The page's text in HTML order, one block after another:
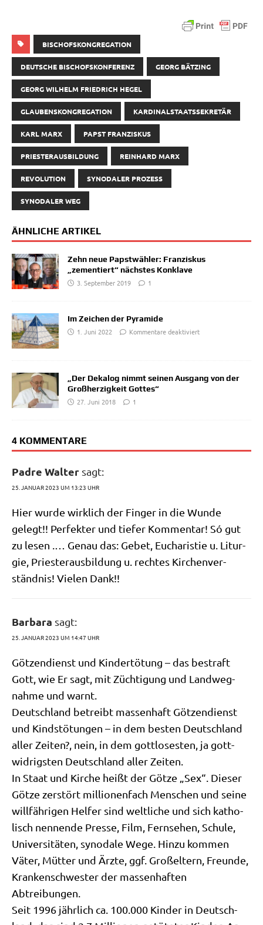
BISCHOFSKONGREGATION
DEUTSCHE BISCHOFSKONFERENZ GEORG BÄTZING
GEORG WILHELM FRIEDRICH HEGEL
GLAUBENSKONGREGATION KARDINALSTAATSSEKRETÄR
KARL MARX PAPST FRANZISKUS
PRIESTERAUSBILDUNG REINHARD MARX
REVOLUTION SYNODALER PROZESS
SYNODALER WEG
ÄHNLICHE ARTIKEL
Zehn neue Papstwähler: Franziskus
„zementiert“ nächstes Konklave
3. September 2019
1
Im Zeichen der Pyramide
1. Juni 2022
Kommentare deaktiviert
„Der Dekalog nimmt seinen Ausgang von der
Großherzigkeit Gottes“
27. Juni 2018
1
4 KOMMENTARE
Padre Walter sagt:
25. JANUAR 2023 UM 13:23 UHR
Hier wur­de wirk­lich der Fin­ger in die Wun­de
gelegt!! Per­fek­ter und tie­fer Kom­men­tar! Só gut
zu lesen .… Genau das: Gebet, Eucha­ri­stie u. Lit­ur­
gie, Prie­ster­aus­bil­dung u. rech­tes Kir­chen­ver­
ständ­nis! Vie­len Dank!!
Barbara sagt:
25. JANUAR 2023 UM 14:47 UHR
Göt­zen­dienst und Kin­der­tö­tung – das bestraft
Gott, wie Er sagt, mit Züch­ti­gung und Land­weg­
nah­me und warnt.
Deutsch­land betreibt mas­sen­haft Göt­zen­dienst
und Kinds­tö­tun­gen – in dem besten Deutsch­land
aller Zei­ten?, nein, in dem gott­lo­se­sten, ja gott­
wid­rig­sten Deutsch­land aller Zeiten.
In Staat und Kir­che heißt der Göt­ze „Sex“. Die­ser
Göt­ze zer­stört mil­lio­nen­fach Men­schen und sei­ne
will­fäh­ri­gen Hel­fer sind welt­li­che und sich katho­
lisch nen­nen­de Pres­se, Film, Fern­se­hen, Schu­le,
Uni­ver­si­tä­ten, syn­oda­le Wege. Hin­zu kom­men
Väter, Müt­ter und Ärz­te, ggf. Groß­el­tern, Freun­de,
Kran­ken­schwe­ster der mas­sen­haf­ten
Abtreibungen.
Seit 1996 jähr­lich ca. 100.000 Kin­der in Deutsch­